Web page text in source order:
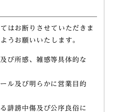
はお断りさせていただきま
うお願いいたします。
び所感、雑感等具体的な
ル及び明らかに営業目的
誹謗中傷及び公序良俗に